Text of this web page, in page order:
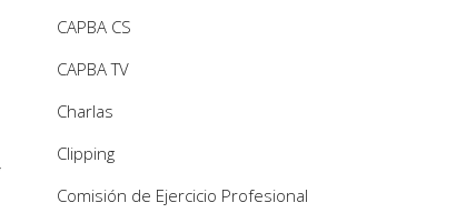
CAPBA CS
CAPBA TV
Charlas
Clipping
Comisión de Ejercicio Profesional